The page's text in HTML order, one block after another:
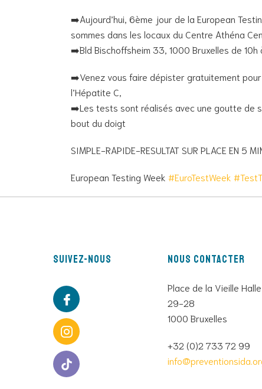
➡️Aujourd’hui, 6ème jour de la European
sommes dans les locaux du Centre Athéna
➡️Bld Bischoffsheim 33, 1000 Bruxelles de 10h
➡️Venez vous faire dépister gratuitement
l’Hépatite C,
➡️Les tests sont réalisés avec une goutte de
bout du doigt
SIMPLE-RAPIDE-RESULTAT SUR PLACE EN 5
European Testing Week #EuroTestWeek
Suivez-nous Nous contacter
Place de la Vieille
29-28
1000 Bruxelles
+32 (0)2 733 72 99